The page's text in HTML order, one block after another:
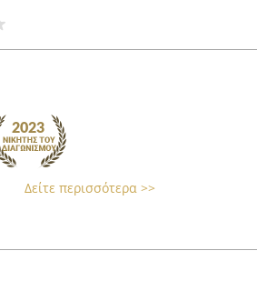
Δείτε περισσότερα >>